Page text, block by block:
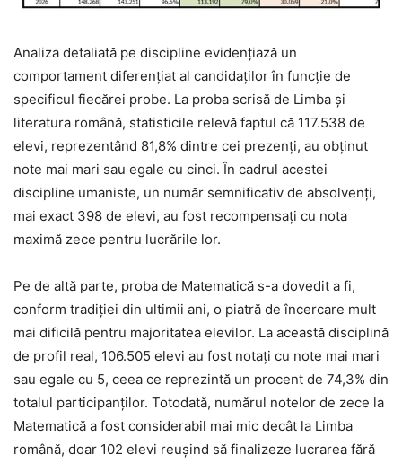
Analiza detaliată pe discipline evidențiază un
comportament diferențiat al candidaților în funcție de
specificul fiecărei probe. La proba scrisă de Limba și
literatura română, statisticile relevă faptul că 117.538 de
elevi, reprezentând 81,8% dintre cei prezenți, au obținut
note mai mari sau egale cu cinci. În cadrul acestei
discipline umaniste, un număr semnificativ de absolvenți,
mai exact 398 de elevi, au fost recompensați cu nota
maximă zece pentru lucrările lor.
Pe de altă parte, proba de Matematică s-a dovedit a fi,
conform tradiției din ultimii ani, o piatră de încercare mult
mai dificilă pentru majoritatea elevilor. La această disciplină
de profil real, 106.505 elevi au fost notați cu note mai mari
sau egale cu 5, ceea ce reprezintă un procent de 74,3% din
totalul participanților. Totodată, numărul notelor de zece la
Matematică a fost considerabil mai mic decât la Limba
română, doar 102 elevi reușind să finalizeze lucrarea fără